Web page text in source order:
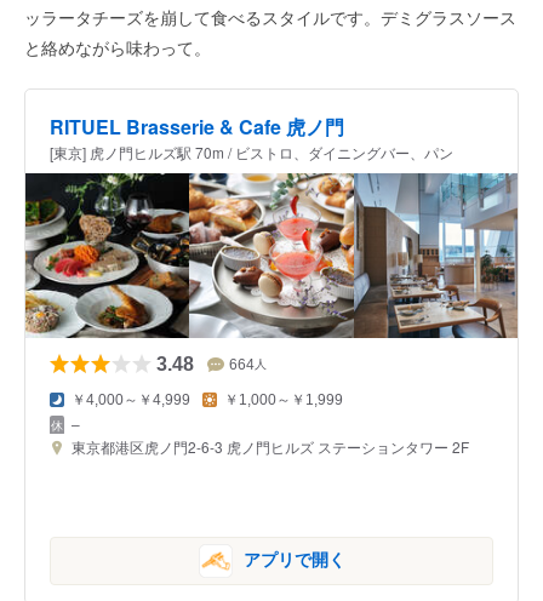
ッラータチーズを崩して食べるスタイルです。デミグラスソース
と絡めながら味わって。
RITUEL Brasserie & Cafe 虎ノ門
[東京] 虎ノ門ヒルズ駅 70m / ビストロ、ダイニングバー、パン
3.48 664 人
￥4,000～￥4,999 ￥1,000～￥1,999
–
東京都港区虎ノ門2-6-3 虎ノ門ヒルズ ステーションタワー 2F
アプリで開く